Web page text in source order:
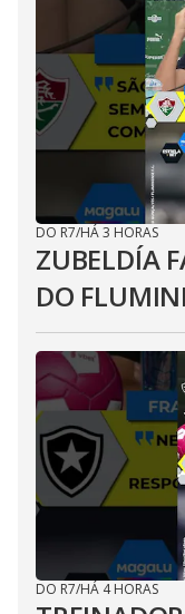
DO R7/HÁ 3 HORAS
ZUBELDÍA
DO
DO R7/HÁ 4 HORAS